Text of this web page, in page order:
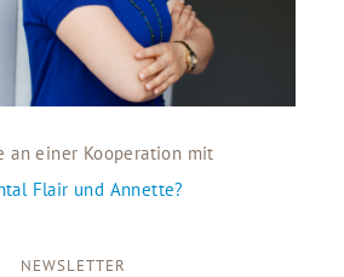
an einer Kooperation mit
Flair und Annette?
NEWSLETTER